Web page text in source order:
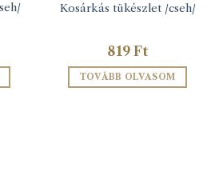
Kosárkás tükészlet /cseh/
819 Ft
TOVÁBB OLVASOM